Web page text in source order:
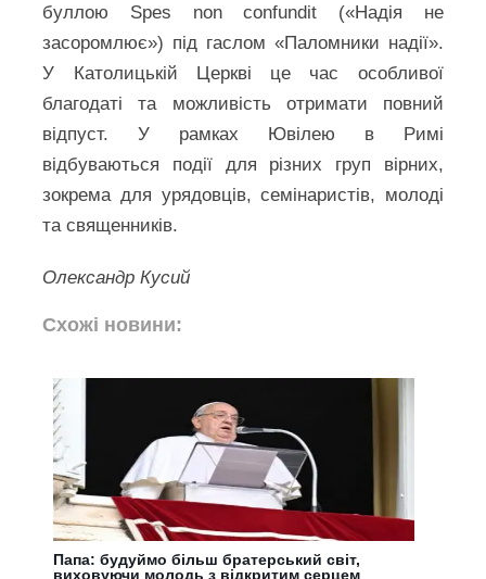
буллою Spes non confundit («Надія не
засоромлює») під гаслом «Паломники надії».
У Католицькій Церкві це час особливої
благодаті та можливість отримати повний
відпуст. У рамках Ювілею в Римі
відбуваються події для різних груп вірних,
зокрема для урядовців, семінаристів, молоді
та священників.
Олександр Кусий
Схожі новини:
Папа: будуймо більш братерський світ,
виховуючи молодь з відкритим серцем